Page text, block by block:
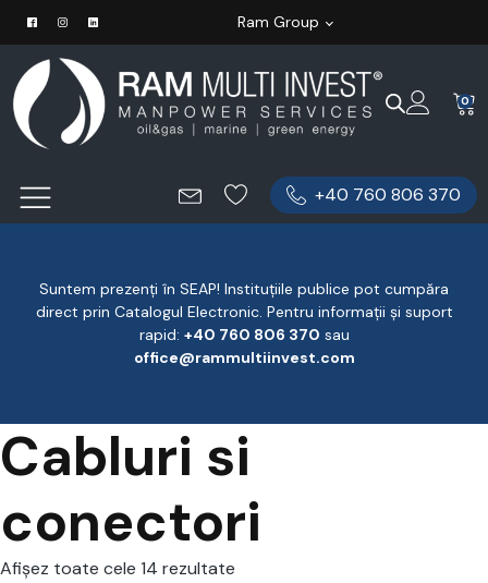
Ram Group
0
+40 760 806 370
Suntem prezenți în SEAP! Instituțiile publice pot cumpăra
direct prin Catalogul Electronic. Pentru informații și suport
rapid: ‪+40 760 806 370 ‬ sau
office@rammultiinvest.com
Cabluri si
conectori
Afișez toate cele 14 rezultate